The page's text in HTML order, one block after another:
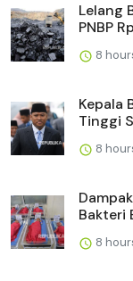
Lelang
PNBP
8
Kepala
Tinggi
8
Bakteri
8